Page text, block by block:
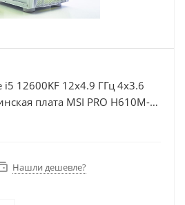
i5 12600KF 12x4.9 ГГц 4x3.6
плата MSI PRO H610M-E,
8Гб, Память DDR4 64Gb,
Нашли дешевле?